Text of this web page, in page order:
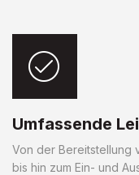
Umfassende
Von der Bereitstellung
bis hin zum Ein- und